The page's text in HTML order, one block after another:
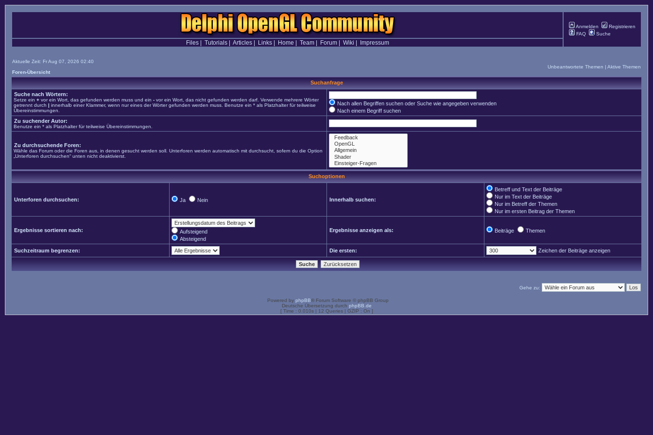
Anmelden
Registrieren
FAQ
Suche
Files| Tutorials| Articles| Links| Home Team| Forum| Wiki Impressum
Aktuelle Zeit: Fr Aug 07, 2026 02:40
Foren-Übersicht
Unbeantwortete Themen | Aktive Themen
Suchanfrage
Suche nach Wörtern:
Setze ein + vor ein Wort, das gefunden werden muss und ein - vor ein Wort, das nicht gefunden werden darf. Verwende mehrere Wörter
getrennt durch | innerhalb einer Klammer, wenn nur eines der Wörter gefunden werden muss. Benutze ein * als Platzhalter für teilweise
Übereinstimmungen.
Nach allen Begriffen suchen oder Suche wie angegeben verwenden
Nach einem Begriff suchen
Zu suchender Autor:
Benutze ein * als Platzhalter für teilweise Übereinstimmungen.
Zu durchsuchende Foren:
Wähle das Forum oder die Foren aus, in denen gesucht werden soll. Unterforen werden automatisch mit durchsucht, sofern du die Option
„Unterforen durchsuchen“ unten nicht deaktivierst.
Suchoptionen
Unterforen durchsuchen: Ja Nein Innerhalb suchen:
Betreff und Text der Beiträge
Nur im Text der Beiträge
Nur im Betreff der Themen
Nur im ersten Beitrag der Themen
Ergebnisse sortieren nach:
Aufsteigend
Absteigend
Ergebnisse anzeigen als: Beiträge Themen
Suchzeitraum begrenzen: Die ersten: Zeichen der Beiträge anzeigen
Gehe zu:
Powered by phpBB® Forum Software © phpBB Group
Deutsche Übersetzung durch phpBB.de
[ Time : 0.010s | 12 Queries | GZIP : On ]